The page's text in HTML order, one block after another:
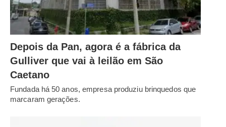
Depois da Pan, agora é a fábrica da
Gulliver que vai à leilão em São
Caetano
Fundada há 50 anos, empresa produziu brinquedos que
marcaram gerações.